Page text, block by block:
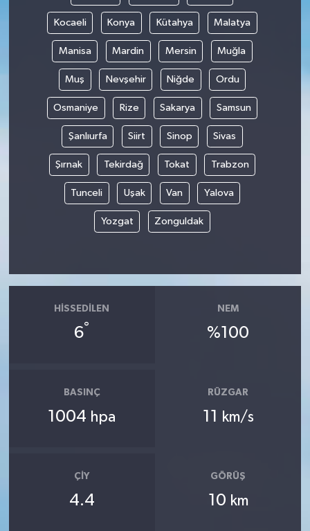
Kocaeli Konya Kütahya Malatya
Manisa Mardin Mersin Muğla
Muş Nevşehir Niğde Ordu
Osmaniye Rize Sakarya Samsun
Şanlıurfa Siirt Sinop Sivas
Şırnak Tekirdağ Tokat Trabzon
Tunceli Uşak Van Yalova
Yozgat Zonguldak
HISSEDILEN
6°
NEM
%100
BASINÇ
1004 hpa
RÜZGAR
11 km/s
ÇIY
4.4
GÖRÜŞ
10 km